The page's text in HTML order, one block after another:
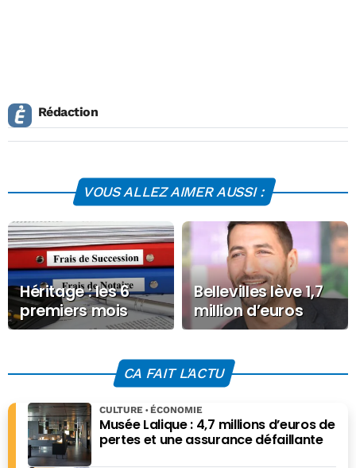
Rédaction
VOUS ALLEZ AIMER AUSSI :
Héritage : les 6
premiers mois
suivant un décès
payer moins de
Bellevilles lève 1,7
million d’euros
pour transformer
logements
abordables
CA FAIT L'ACTU
Musée Lalique : 4,7 millions d’euros de
pertes et une assurance défaillante
CULTURE ÉCONOMIE